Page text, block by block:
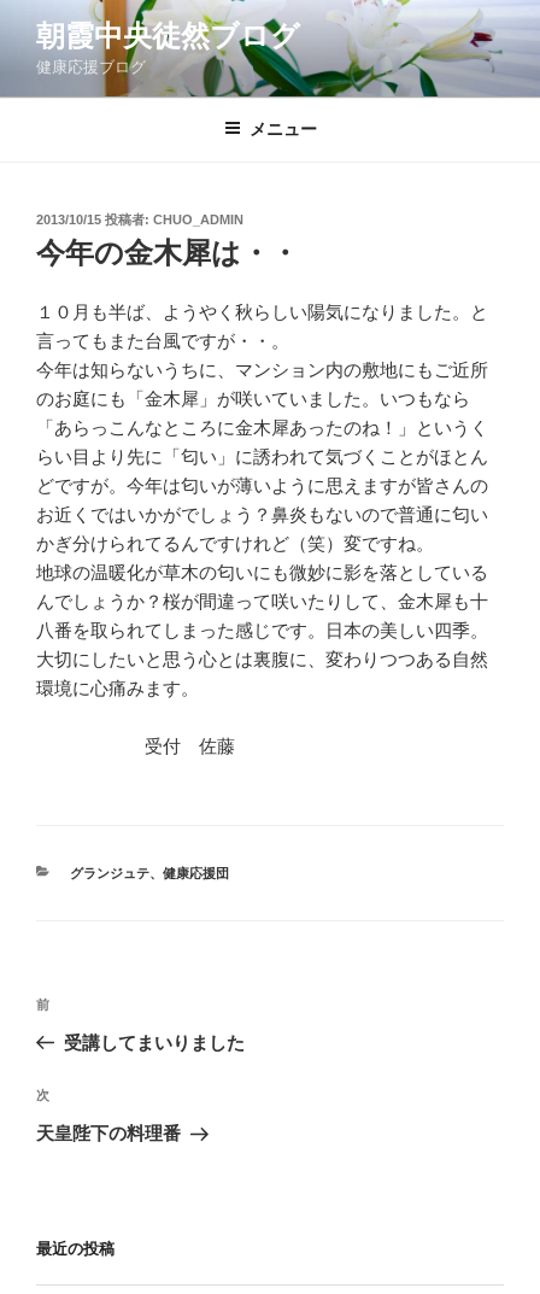
ン
朝霞中央徒然ブログ
健康応援ブログ
メニュー
投
稿
日:
2013/10/15 投稿者: CHUO_ADMIN
今年の金木犀は・・
１０月も半ば、ようやく秋らしい陽気になりました。と
言ってもまた台風ですが・・。
今年は知らないうちに、マンション内の敷地にもご近所
のお庭にも「金木犀」が咲いていました。いつもなら
「あらっこんなところに金木犀あったのね！」というく
らい目より先に「匂い」に誘われて気づくことがほとん
どですが。今年は匂いが薄いように思えますが皆さんの
お近くではいかがでしょう？鼻炎もないので普通に匂い
かぎ分けられてるんですけれど（笑）変ですね。
地球の温暖化が草木の匂いにも微妙に影を落としている
んでしょうか？桜が間違って咲いたりして、金木犀も十
八番を取られてしまった感じです。日本の美しい四季。
大切にしたいと思う心とは裏腹に、変わりつつある自然
環境に心痛みます。
受付 佐藤
カ
グランジュテ、 健康応援団
投
ビ
ゲ
ン
前
の
稿
前
受講してまいりました
次
の
次
天皇陛下の料理番
最近の投稿